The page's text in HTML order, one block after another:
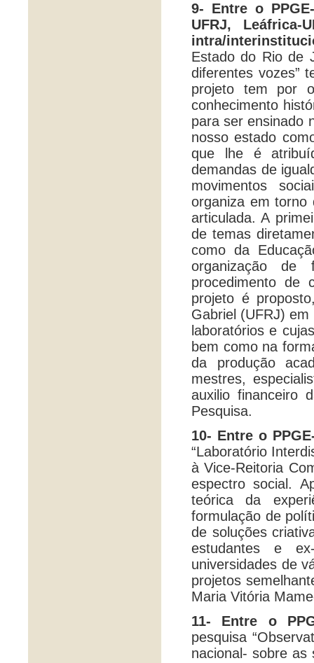
9- Entre o
UFRJ, Leáfrica-
intra/
Estado do Rio de
diferentes vozes”
projeto tem por
conhecimento
para ser ensinado
nosso estado
que lhe é
demandas de
movimentos
organiza em torno
articulada. A
de temas
como da
organização de
procedimento de
projeto é
Gabriel (UFRJ)
laboratórios e
bem como na
da produção
mestres,
auxilio financeiro
Pesquisa.
10- Entre o
“Laboratório
à Vice-Reitoria
espectro social.
teórica da
formulação de
de soluções
estudantes e
universidades de
projetos
Maria Vitória
11- Entre o
pesquisa
nacional- sobre as